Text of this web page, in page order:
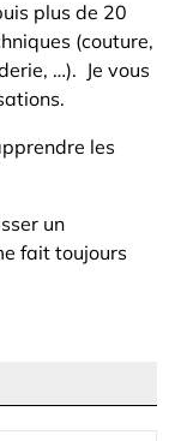
plus de 20
(couture,
…). Je vous
les
un
fait toujours